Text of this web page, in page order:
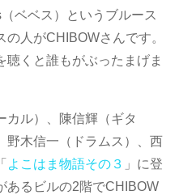
ベベス）というブルース
人がCHIBOWさんです。
聴くと誰もがぶったまげま
カル）、陳信輝（ギタ
野木信一（ドラムス）、西
よこはま物語その３ 」に登
あるビルの2階でCHIBOW